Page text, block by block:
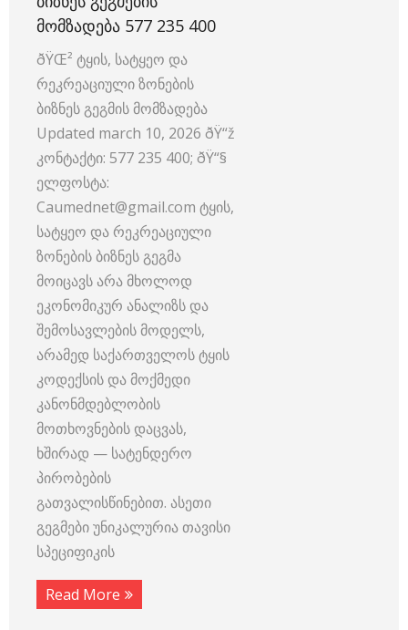
ᲛᲝᲛᲖᲐᲓᲔᲑᲐ 577 235 400
ðŸŒ² ტყის, სატყეო და
რეკრეაციული ზონების
ბიზნეს გეგმის მომზადება
Updated march 10, 2026 ðŸ“ž
კონტაქტი: 577 235 400; ðŸ“§
ელფოსტა:
Caumednet@gmail.com ტყის,
სატყეო და რეკრეაციული
ზონების ბიზნეს გეგმა
მოიცავს არა მხოლოდ
ეკონომიკურ ანალიზს და
შემოსავლების მოდელს,
არამედ საქართველოს ტყის
კოდექსის და მოქმედი
კანონმდებლობის
მოთხოვნების დაცვას,
ხშირად — სატენდერო
პირობების
გათვალისწინებით. ასეთი
გეგმები უნიკალურია თავისი
სპეციფიკის
Read More